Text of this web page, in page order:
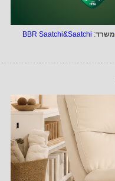
משרד:
BBR Saatchi&Saatchi